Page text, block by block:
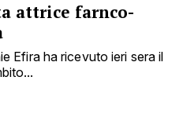
attrice farnco-
Efira ha ricevuto ieri sera il